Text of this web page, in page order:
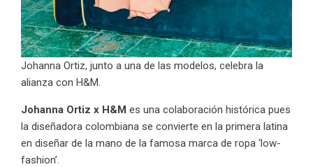
Johanna Ortiz, junto a una de las modelos, celebra la
alianza con H&M.
Johanna Ortiz x H&M es una colaboración histórica pues
la diseñadora colombiana se convierte en la primera latina
en diseñar de la mano de la famosa marca de ropa ‘low-
fashion’.